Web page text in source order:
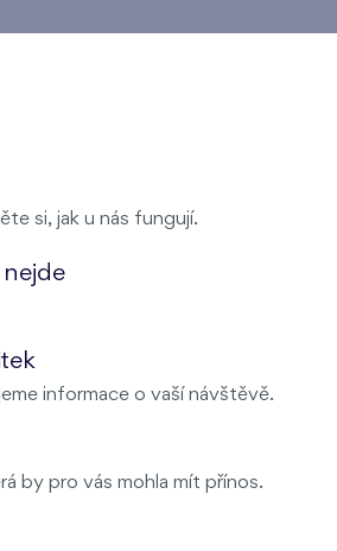
háj
Park
si, jak u nás fungují.
informace o vaší návštěvě.
by pro vás mohla mít přínos.